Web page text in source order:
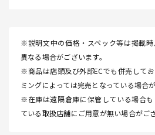
※説明文中の価格・スペック等は掲載
異なる場合がございます。
※商品は店頭及び外部ECでも併売して
ミングによっては完売となっている場合が
※在庫は遠隔倉庫に保管している場合
ている取扱店舗にご用意が無い場合がござ